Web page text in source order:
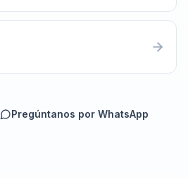
Pregúntanos por WhatsApp